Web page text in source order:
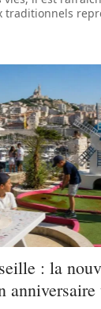
traditionnels
: la